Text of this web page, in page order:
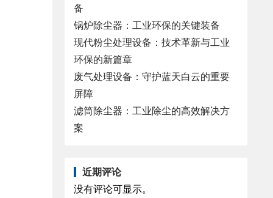
备
锅炉除尘器：工业环保的关键装备
现代粉尘处理设备：技术革新与工业
环保的新篇章
废气处理设备：守护蓝天白云的重要
屏障
滤筒除尘器：工业除尘的高效解决方
案
近期评论
没有评论可显示。